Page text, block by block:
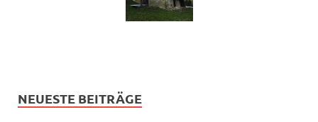
NEUESTE BEITRÄGE